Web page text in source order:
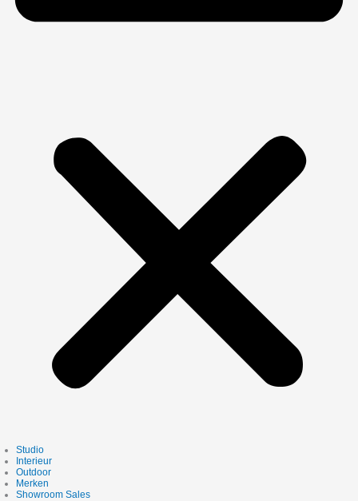
Studio
Interieur
Outdoor
Merken
Showroom Sales